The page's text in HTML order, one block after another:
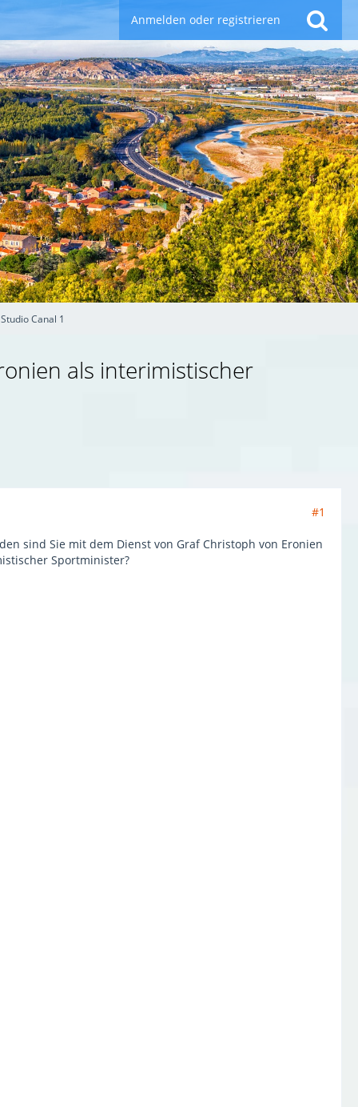
Anmelden oder registrieren
Studio Canal 1
als interimistischer
#1
sind Sie mit dem Dienst von Graf Christoph von Eronien
Sportminister?